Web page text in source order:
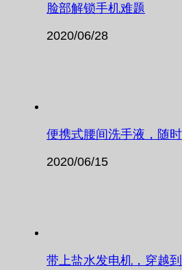
脸部解锁手机难题
2020/06/28
便携式腰间洗手液，随
2020/06/15
带上盐水发电机，穿越